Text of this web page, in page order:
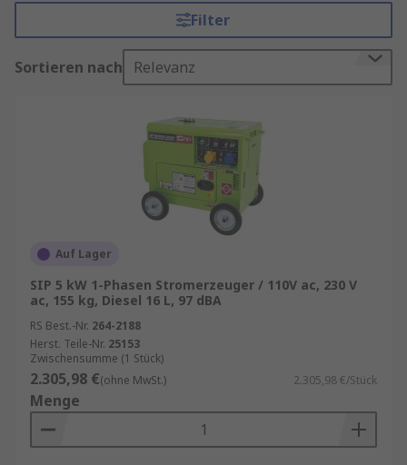
Geräte, die elektrische Energie in die benötigte
Spannung und Stromstärke umwandeln, um
empfindliche Geräte sicher zu betreiben.
undVilliers
. RS ist Ihr
Ansprechpartner für das
Beschaffungsmanagement Ihrer Generatoren mit
RS Procurement Solutions.
Informationen zur spätesten Bestelluhrzeit für
eine garantierte Lieferung am nächsten Werktag
sowie zum Mindestbestellwert für eine
kostenfreie Lieferung finden Sie auf der
jeweiligen Produktseite.
Anwendungen Generatoren
Generatoren sind eine ideale Lösung für den
gewerblichen und privaten Gebrauch. Diese
tragbaren Geräte sind ideal für den Einsatz mit
Filter
Sortieren nach Relevanz
Auf Lager
SIP 5 kW 1-Phasen Stromerzeuger / 110V ac, 230 V
ac, 155 kg, Diesel 16 L, 97 dBA
RS Best.-Nr. 264-2188
Herst. Teile-Nr. 25153
Zwischensumme (1 Stück)
2.305,98 €(ohne MwSt.) 2.305,98 €/Stück
Menge